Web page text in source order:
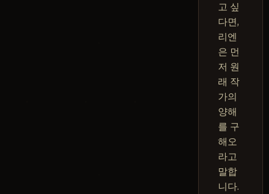
고 싶
다면,
리엔
은 먼
저 원
래 작
가의
양해
를 구
해오
라고
말합
니다.